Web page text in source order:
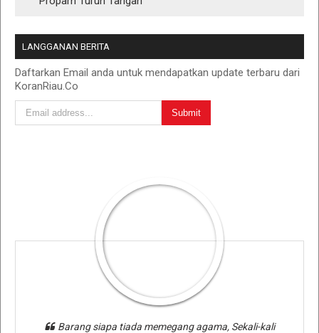
LANGGANAN BERITA
Daftarkan Email anda untuk mendapatkan update terbaru dari
KoranRiau.Co
Barang siapa tiada memegang agama, Sekali-kali